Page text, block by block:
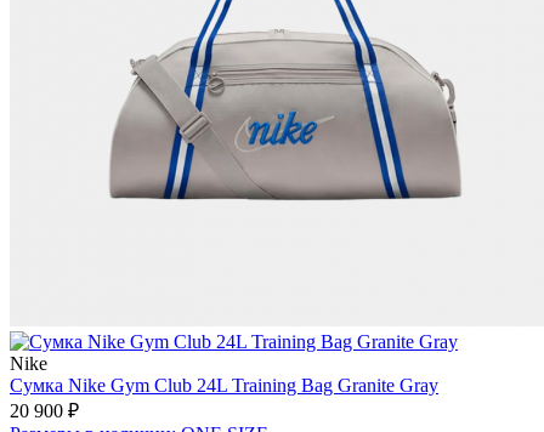
Nike
Сумка Nike Gym Club 24L Training Bag Granite Gray
20 900 ₽